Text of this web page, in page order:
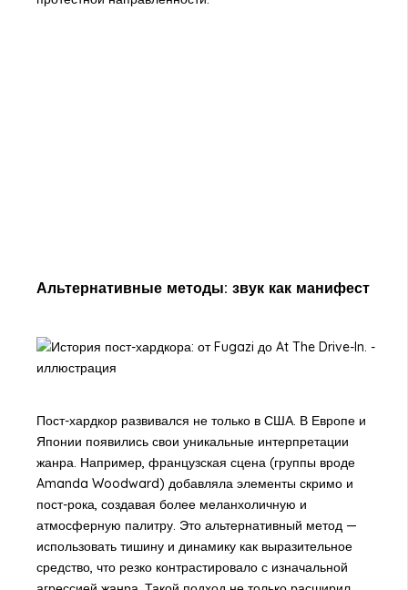
Альтернативные методы: звук как манифест
Пост-хардкор развивался не только в США. В Европе и
Японии появились свои уникальные интерпретации
жанра. Например, французская сцена (группы вроде
Amanda Woodward) добавляла элементы скримо и
пост-рока, создавая более меланхоличную и
атмосферную палитру. Это альтернативный метод —
использовать тишину и динамику как выразительное
средство, что резко контрастировало с изначальной